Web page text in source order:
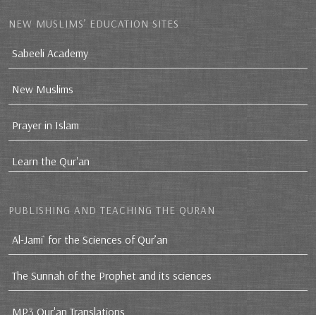
NEW MUSLIMS’ EDUCATION SITES
Sabeeli Academy
New Muslims
Prayer in Islam
Learn the Qur'an
PUBLISHING AND TEACHING THE QURAN
Al-Jami` for the Sciences of Qur’an
The Sunnah of the Prophet and its sciences
MP3 Qur'an Translations